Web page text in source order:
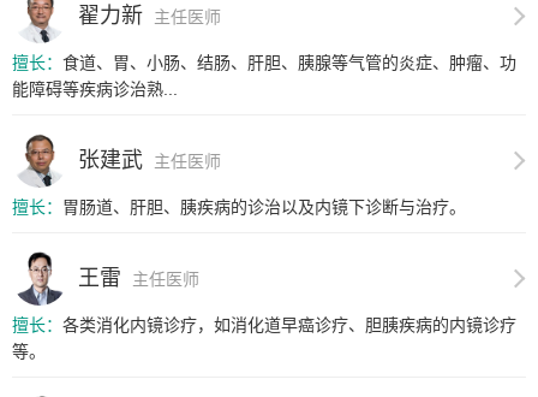
翟力新 主任医师
擅长： 食道、胃、小肠、结肠、肝胆、胰腺等气管的炎症、肿瘤、功
能障碍等疾病诊治熟...
张建武 主任医师
擅长： 胃肠道、肝胆、胰疾病的诊治以及内镜下诊断与治疗。
王雷 主任医师
擅长： 各类消化内镜诊疗，如消化道早癌诊疗、胆胰疾病的内镜诊疗
等。